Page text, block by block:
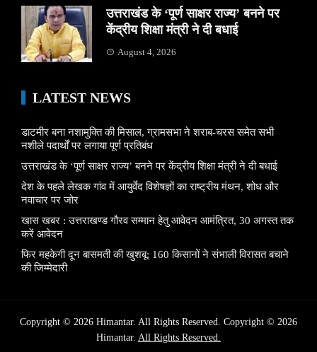
उत्तराखंड के ‘पूर्ण साक्षर राज्य’ बनने पर
केंद्रीय शिक्षा मंत्री ने दी बधाई
August 4, 2026
LATEST NEWS
डाटमीर बना नशामुक्ति की मिसाल, ग्रामसभा ने शराब-चरस समेत सभी
नशीले पदार्थों पर लगाया पूर्ण प्रतिबंध
उत्तराखंड के ‘पूर्ण साक्षर राज्य’ बनने पर केंद्रीय शिक्षा मंत्री ने दी बधाई
देश के पहले लेखक गांव में आयुर्वेद विशेषज्ञों का राष्ट्रीय मंथन, शोध और
नवाचार पर जोर
खास खबर : उत्तराखण्ड गौरव सम्मान हेतु आवेदन आमंत्रित, 30 अगस्त तक
करें आवेदन
फिर महकेगी दून बासमती की खुशबू: 160 किसानों ने संभाली विरासत बचाने
की जिम्मेदारी
Copyright © 2026 Himantar. All Rights Reserved. Copyright © 2026
Himantar. All Rights Reserved.